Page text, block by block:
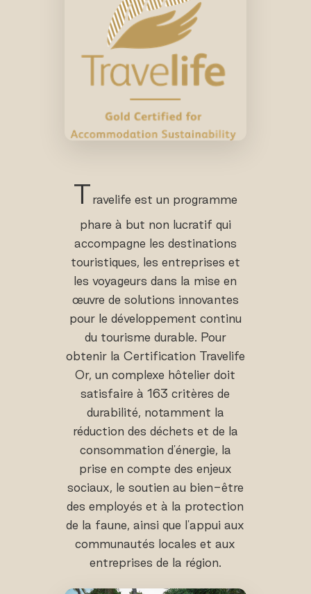
T ravelife est un programme
phare à but non lucratif qui
accompagne les destinations
touristiques, les entreprises et
les voyageurs dans la mise en
œuvre de solutions innovantes
pour le développement continu
du tourisme durable. Pour
obtenir la Certification Travelife
Or, un complexe hôtelier doit
satisfaire à 163 critères de
durabilité, notamment la
réduction des déchets et de la
consommation d'énergie, la
prise en compte des enjeux
sociaux, le soutien au bien-être
des employés et à la protection
de la faune, ainsi que l'appui aux
communautés locales et aux
entreprises de la région.